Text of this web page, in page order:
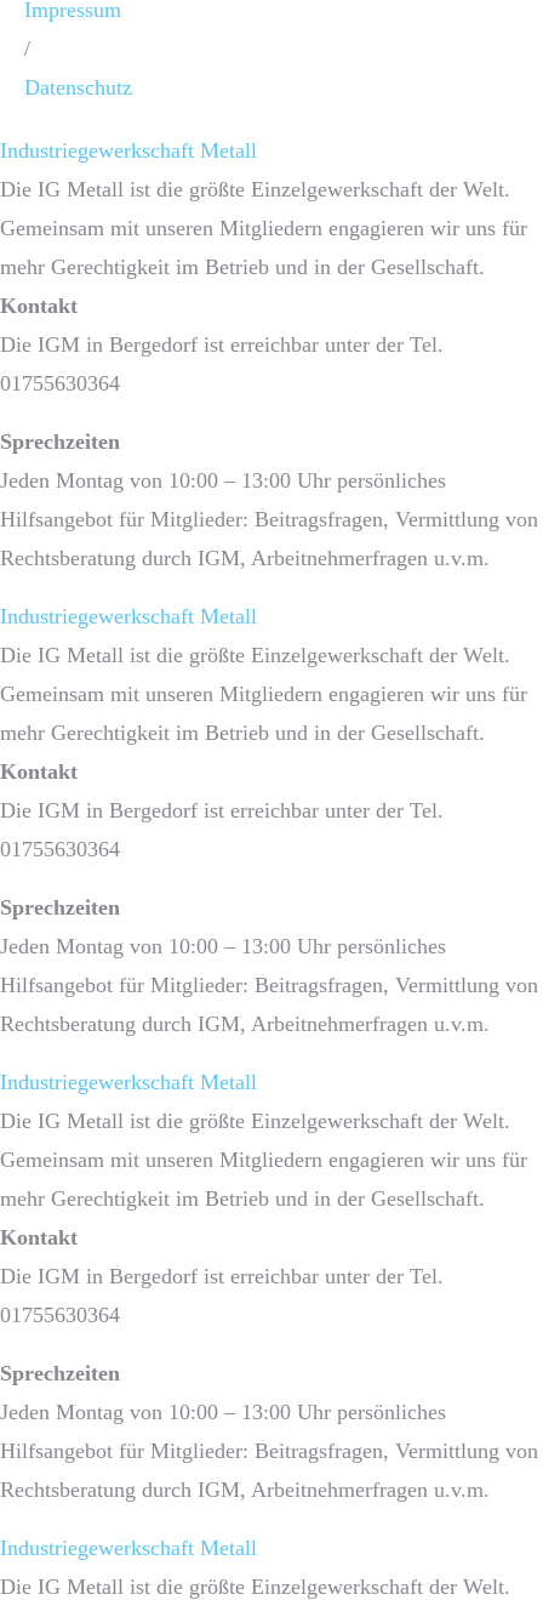
Impressum
/
Datenschutz
Industriegewerkschaft Metall
Die IG Metall ist die größte Einzelgewerkschaft der Welt.
Gemeinsam mit unseren Mitgliedern engagieren wir uns für
mehr Gerechtigkeit im Betrieb und in der Gesellschaft.
Kontakt
Die IGM in Bergedorf ist erreichbar unter der Tel.
01755630364
Sprech­zeiten
Jeden Montag von 10:00 – 13:00 Uhr persönliches
Hilfsangebot für Mitglieder: Beitragsfragen, Vermittlung von
Rechtsberatung durch IGM, Arbeitnehmerfragen u.v.m.
Industriegewerkschaft Metall
Die IG Metall ist die größte Einzelgewerkschaft der Welt.
Gemeinsam mit unseren Mitgliedern engagieren wir uns für
mehr Gerechtigkeit im Betrieb und in der Gesellschaft.
Kontakt
Die IGM in Bergedorf ist erreichbar unter der Tel.
01755630364
Sprech­zeiten
Jeden Montag von 10:00 – 13:00 Uhr persönliches
Hilfsangebot für Mitglieder: Beitragsfragen, Vermittlung von
Rechtsberatung durch IGM, Arbeitnehmerfragen u.v.m.
Industriegewerkschaft Metall
Die IG Metall ist die größte Einzelgewerkschaft der Welt.
Gemeinsam mit unseren Mitgliedern engagieren wir uns für
mehr Gerechtigkeit im Betrieb und in der Gesellschaft.
Kontakt
Die IGM in Bergedorf ist erreichbar unter der Tel.
01755630364
Sprech­zeiten
Jeden Montag von 10:00 – 13:00 Uhr persönliches
Hilfsangebot für Mitglieder: Beitragsfragen, Vermittlung von
Rechtsberatung durch IGM, Arbeitnehmerfragen u.v.m.
Industriegewerkschaft Metall
Die IG Metall ist die größte Einzelgewerkschaft der Welt.